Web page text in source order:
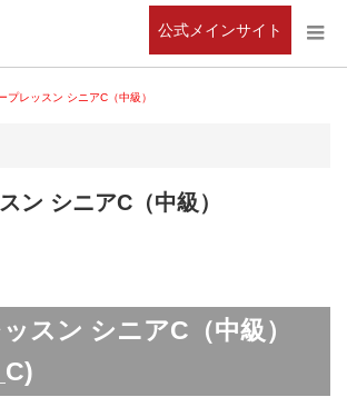
公式メインサイト
プレッスン シニアC（中級）
ン シニアC（中級）
スン シニアC（中級）